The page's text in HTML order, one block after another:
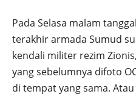
Pada Selasa malam
terakhir armada Sumud
kendali militer rezim
yang sebelumnya difoto
di tempat yang sama.